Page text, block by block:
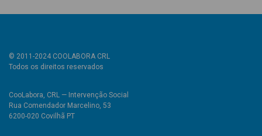
© 2011-2024 COOLABORA CRL
Todos os direitos reservados
CooLabora, CRL — Intervenção Social
Rua Comendador Marcelino, 53
6200-020 Covilhã PT